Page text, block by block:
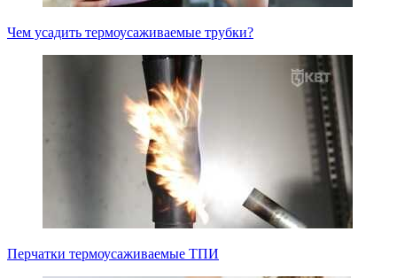
Чем усадить термоусаживаемые трубки?
Перчатки термоусаживаемые ТПИ